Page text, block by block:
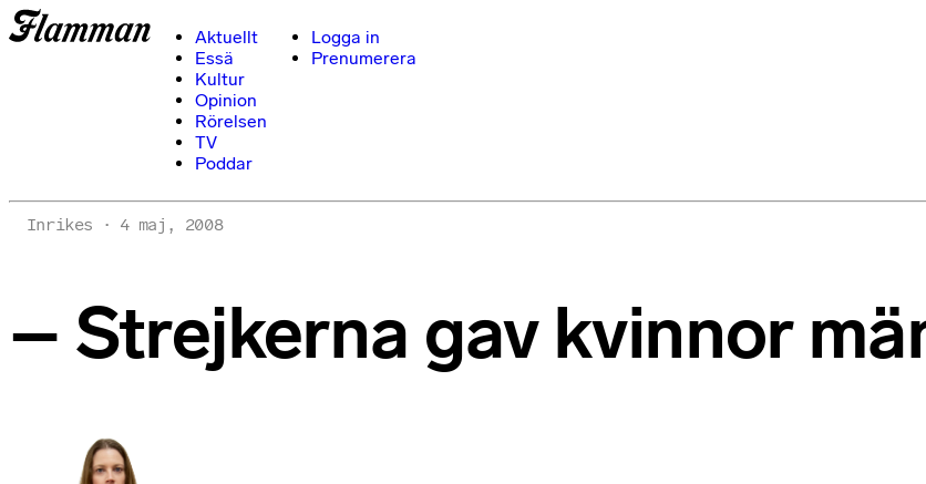
Aktuellt
Essä
Kultur
Opinion
Rörelsen
TV
Poddar
Logga in
Prenumerera
Inrikes 4 maj, 2008
– Strejkerna gav kvinnor